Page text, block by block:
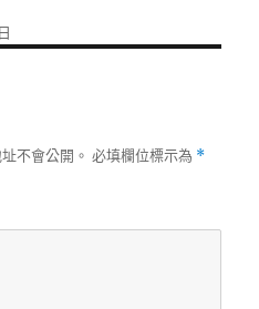
不會公開。 必填欄位標示為 *